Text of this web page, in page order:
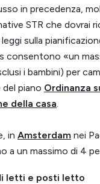
in precedenza,
STR che dovrai
sulla
consentono «un
i bambini) per
piano Ordinanza
della casa
in Amsterdam nei
a un massimo di 4
letti e posti letto